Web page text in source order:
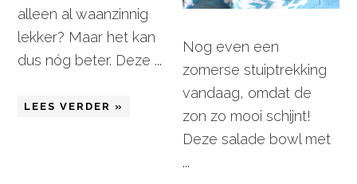
alleen al waanzinnig
lekker? Maar het kan
dus nóg beter. Deze ...
LEES VERDER »
Nog even een
zomerse stuiptrekking
vandaag, omdat de
zon zo mooi schijnt!
Deze salade bowl met
...